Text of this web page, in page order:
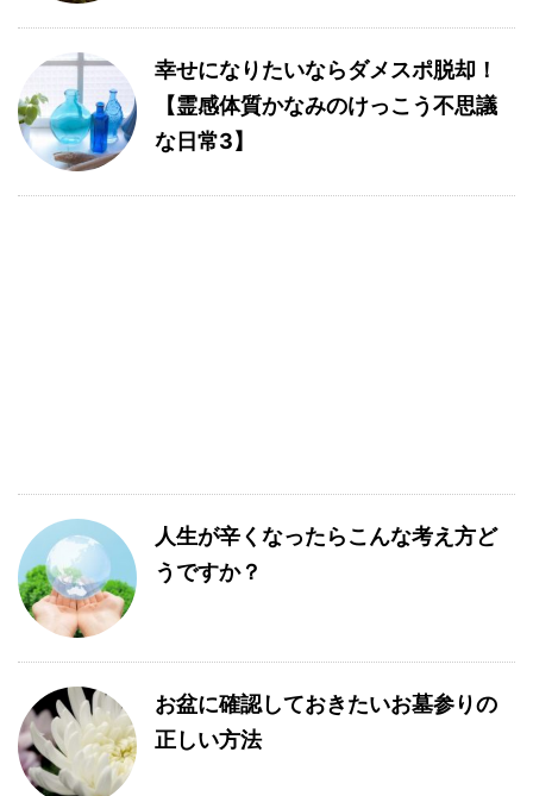
幸せになりたいならダメスポ脱却！
【霊感体質かなみのけっこう不思議
な日常3】
人生が辛くなったらこんな考え方ど
うですか？
お盆に確認しておきたいお墓参りの
正しい方法